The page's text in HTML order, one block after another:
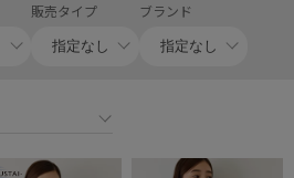
販売タイプ ブランド